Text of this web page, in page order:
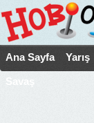
Ana Sayfa Yarış